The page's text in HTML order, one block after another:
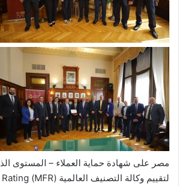
مصر على شهادة حماية العملاء – المستوى